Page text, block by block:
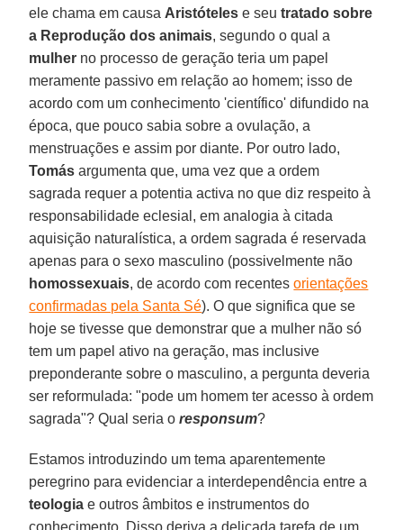
ele chama em causa Aristóteles e seutratado sobre
a Reprodução dos animais, segundo o qual a
mulher no processo de geração teria um papel
meramente passivo em relação ao homem; isso de
acordo com um conhecimento 'científico' difundido na
época, que pouco sabia sobre a ovulação, a
menstruações e assim por diante. Por outro lado,
Tomás argumenta que, uma vez que a ordem
sagrada requer a potentia activa no que diz respeito à
responsabilidade eclesial, em analogia à citada
aquisição naturalística, a ordem sagrada é reservada
apenas para o sexo masculino (possivelmente não
homossexuais, de acordo com recentesorientações
confirmadas pela Santa Sé). O que significa que se
hoje se tivesse que demonstrar que a mulher não só
tem um papel ativo na geração, mas inclusive
preponderante sobre o masculino, a pergunta deveria
ser reformulada: "pode um homem ter acesso à ordem
sagrada"? Qual seria oresponsum?
Estamos introduzindo um tema aparentemente
peregrino para evidenciar a interdependência entre a
teologia e outros âmbitos e instrumentos do
conhecimento. Disso deriva a delicada tarefa de um